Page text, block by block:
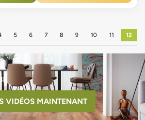
5 6 7 8 9 10 11 12
VIDÉOS MAINTENANT